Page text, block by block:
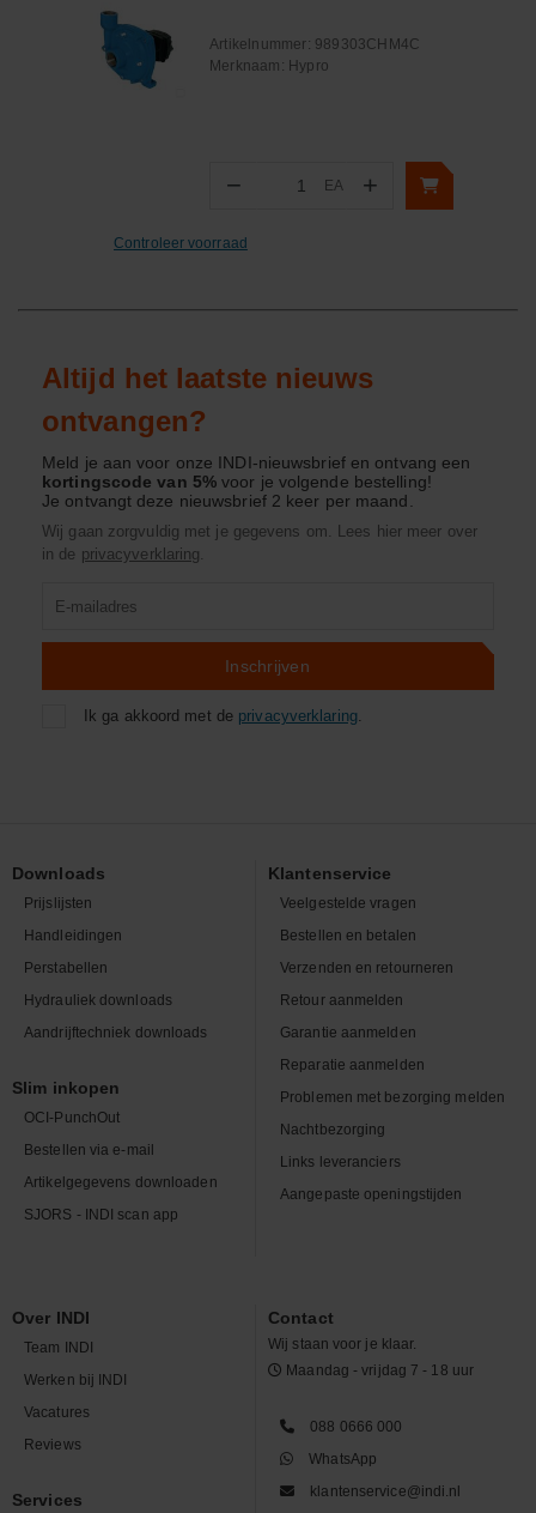
Artikelnummer: 989303CHM4C
Merknaam: Hypro
− Aantal
EA +
Controleer voorraad
Altijd het laatste nieuws
ontvangen?
Meld je aan voor onze INDI-nieuwsbrief en ontvang een
kortingscode van 5%voor je volgende bestelling!
Je ontvangt deze nieuwsbrief 2 keer per maand.
Wij gaan zorgvuldig met je gegevens om. Lees hier meer over
in de privacyverklaring.
Inschrijven
Ik ga akkoord met de privacyverklaring.
Downloads
Prijslijsten
Handleidingen
Perstabellen
Hydrauliek downloads
Aandrijftechniek downloads
Slim inkopen
OCI-PunchOut
Bestellen via e-mail
Artikelgegevens downloaden
SJORS - INDI scan app
Klantenservice
Veelgestelde vragen
Bestellen en betalen
Verzenden en retourneren
Retour aanmelden
Garantie aanmelden
Reparatie aanmelden
Problemen met bezorging melden
Nachtbezorging
Links leveranciers
Aangepaste openingstijden
Over INDI
Team INDI
Werken bij INDI
Vacatures
Reviews
Services
Contact
Wij staan voor je klaar.
Maandag - vrijdag 7 - 18 uur
088 0666 000
WhatsApp
klantenservice@indi.nl